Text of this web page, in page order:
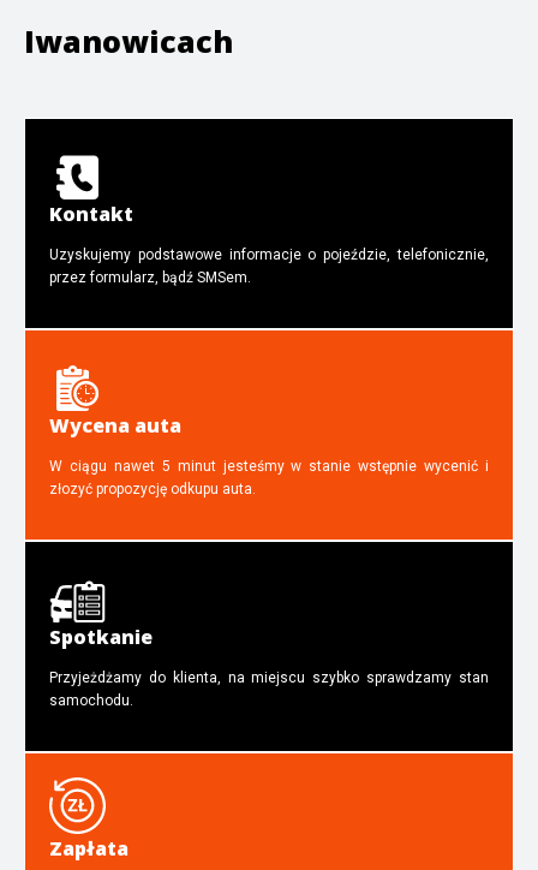
Iwanowicach
Kontakt
Uzyskujemy podstawowe informacje o pojeździe, telefonicznie,
przez formularz, bądź SMSem.
Wycena auta
W ciągu nawet 5 minut jesteśmy w stanie wstępnie wycenić i
złozyć propozycję odkupu auta.
Spotkanie
Przyjeżdżamy do klienta, na miejscu szybko sprawdzamy stan
samochodu.
Zapłata